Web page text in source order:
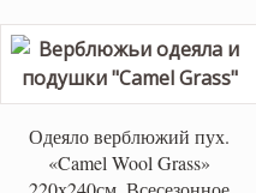
Одеяло верблюжий пух.
«Camel Wool Grass»